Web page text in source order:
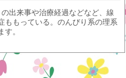
出来事や治療経過などなど、線
ももっている。のんびり系の理系
。